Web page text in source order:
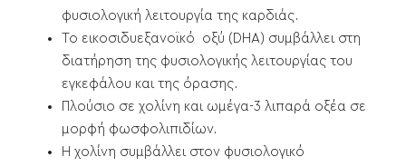
φυσιολογική λειτουργία της καρδιάς.
Το εικοσιδυεξανοϊκό οξύ (DHA) συμβάλλει στη
διατήρηση της φυσιολογικής λειτουργίας του
εγκεφάλου και της όρασης.
Πλούσιο σε χολίνη και ωμέγα-3 λιπαρά οξέα σε
μορφή φωσφολιπιδίων.
Η χολίνη συμβάλλει στον φυσιολογικό